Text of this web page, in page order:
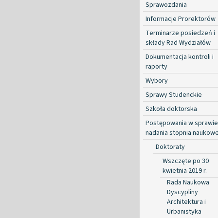
Sprawozdania
Informacje Prorektorów
Terminarze posiedzeń i
składy Rad Wydziałów
Dokumentacja kontroli i
raporty
Wybory
Sprawy Studenckie
Szkoła doktorska
Postępowania w sprawie
nadania stopnia
Doktoraty
Wszczęte po 30
kwietnia 2019 r.
Rada Naukowa
Dyscypliny
Architektura i
Urbanistyka